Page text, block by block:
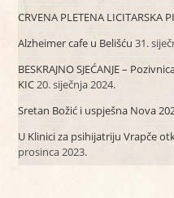
CRVENA PLETENA LICITARSKA
Alzheimer cafe u Belišću 31.
BESKRAJNO SJEĆANJE –
KIC20. siječnja 2024.
Sretan Božić i uspješna Nova
U Klinici za psihijatriju Vrapče
prosinca 2023.